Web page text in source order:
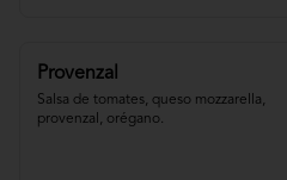
Provenzal
Salsa de tomates, queso mozzarella,
provenzal, orégano.